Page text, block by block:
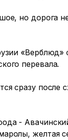
но дорога
перевала.
сразу
-
желтая